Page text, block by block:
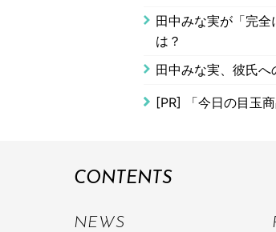
田中みな実が「完
は？
田中みな実、彼氏へ
[PR] 「今日の目玉
CONTENTS
NEWS